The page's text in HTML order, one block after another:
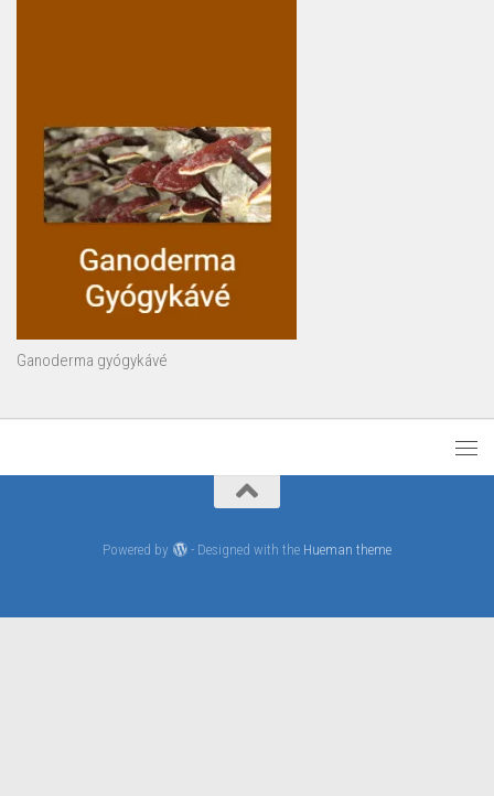
Ganoderma gyógykávé
Powered by - Designed with the Hueman theme